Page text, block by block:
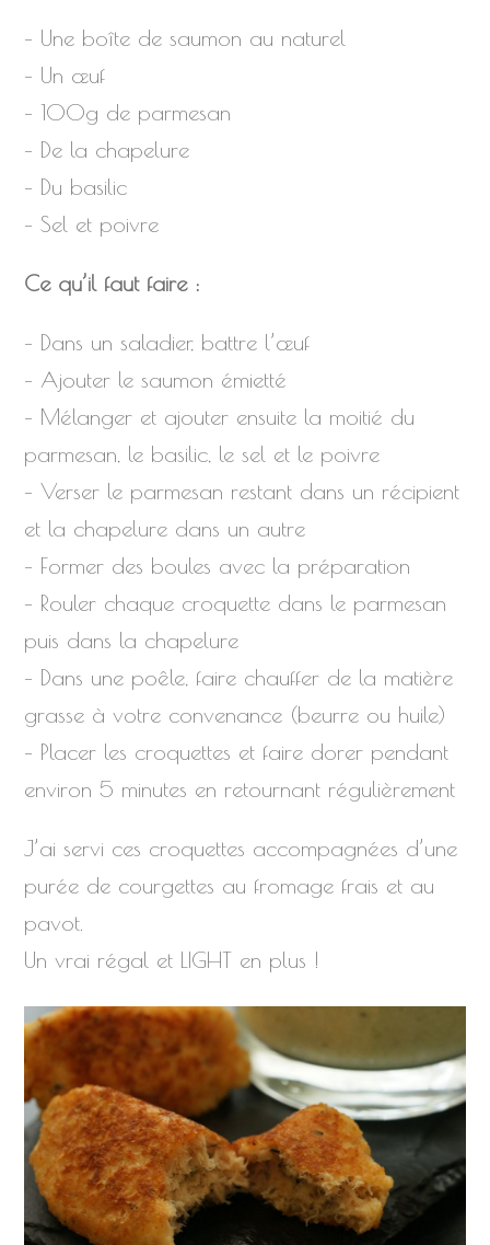
– Une boîte de saumon au naturel
– Un œuf
– 100g de parmesan
– De la chapelure
– Du basilic
– Sel et poivre
Ce qu’il faut faire :
– Dans un saladier, battre l’œuf
– Ajouter le saumon émietté
– Mélanger et ajouter ensuite la moitié du
parmesan, le basilic, le sel et le poivre
– Verser le parmesan restant dans un récipient
et la chapelure dans un autre
– Former des boules avec la préparation
– Rouler chaque croquette dans le parmesan
puis dans la chapelure
– Dans une poêle, faire chauffer de la matière
grasse à votre convenance (beurre ou huile)
– Placer les croquettes et faire dorer pendant
environ 5 minutes en retournant régulièrement
J’ai servi ces croquettes accompagnées d’une
purée de courgettes au fromage frais et au
pavot.
Un vrai régal et LIGHT en plus !